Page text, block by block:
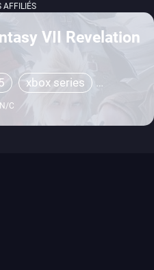
AFFILIÉS
VII Revelation
xbox series
N/C